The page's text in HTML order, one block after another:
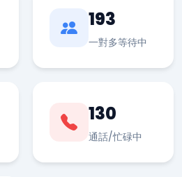
193
一對多等待中
130
通話/忙碌中